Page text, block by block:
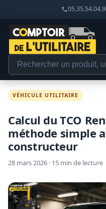
VÉHICULE UTILITAIRE
Calcul du TCO
méthode simple
constructeur
28 mars 2026 · 15 min de lecture